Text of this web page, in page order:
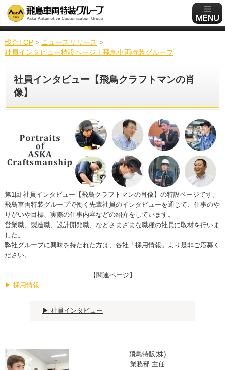
総合TOP > ニュースリリース >
社員インタビュー特設ページ｜飛鳥車両特装グループ
社員インタビュー【飛鳥クラフトマンの肖
像】
第1回 社員インタビュー【飛鳥クラフトマンの肖像】の特設ページです。
飛鳥車両特装グループで働く先輩社員のインタビューを通じて、仕事のや
りがいや目標、実際の仕事内容などの紹介をしています。
営業職、製造職、設計開発職、などさまざまな職種の社員に取材を行いま
した。
弊社グループに興味を持たれた方は、各社「採用情報」より是非ご応募く
ださい。
【関連ページ】
▶ 採用情報
▶ 社員インタビュー
飛鳥特販(株)
業務部 主任